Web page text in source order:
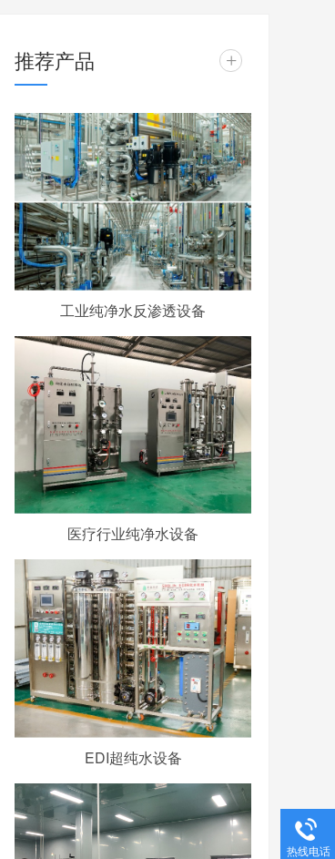
推荐产品 +
工业纯净水反渗透设备
医疗行业纯净水设备
EDI超纯水设备
热线电话